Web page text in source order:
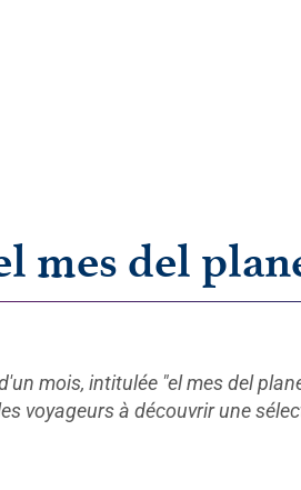
mes del
mois, intitulée "el mes del
voyageurs à découvrir une